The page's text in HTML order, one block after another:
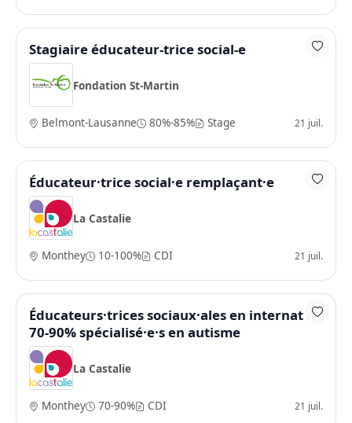
Stagiaire éducateur-trice social-e
Fondation St-Martin
Belmont-Lausanne 80%-85% Stage 21 juil.
Éducateur·trice social·e remplaçant·e
La Castalie
Monthey 10-100% CDI 21 juil.
Éducateurs·trices sociaux·ales en internat à
70-90% spécialisé·e·s en autisme
La Castalie
Monthey 70-90% CDI 21 juil.